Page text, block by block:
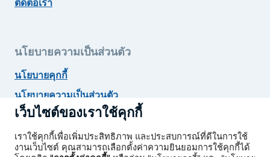
ติดต่อเรา
นโยบายความเป็นส่วนตัว
นโยบายคุกกี้
นโยบายความเป็นส่วนตัว
ยกเลิกสมัครรับข่าวสาร
เว็บไซต์ของเราใช้คุกกี้
เราใช้คุกกี้เพื่อเพิ่มประสิทธิภาพ และประสบการณ์ที่ดีในการใช้
งานเว็บไซต์ คุณสามารถเลือกตั้งค่าความยินยอมการใช้คุกกี้ได้